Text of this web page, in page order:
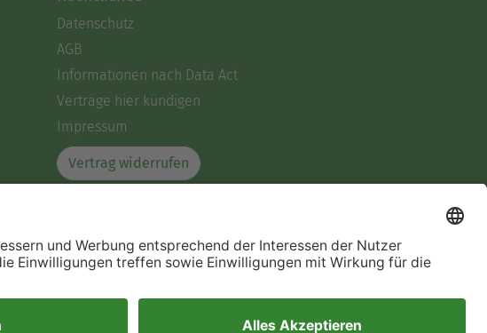
Datenschutz
AGB
Informationen nach Data Act
Verträge hier kündigen
Impressum
Vertrag widerrufen